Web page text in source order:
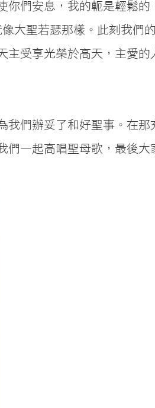
你們安息，我的軛是輕鬆的
大聖若瑟那樣。此刻我們
主受享光榮於高天，主愛的
我們辦妥了和好聖事。在那
們一起高唱聖母歌，最後大